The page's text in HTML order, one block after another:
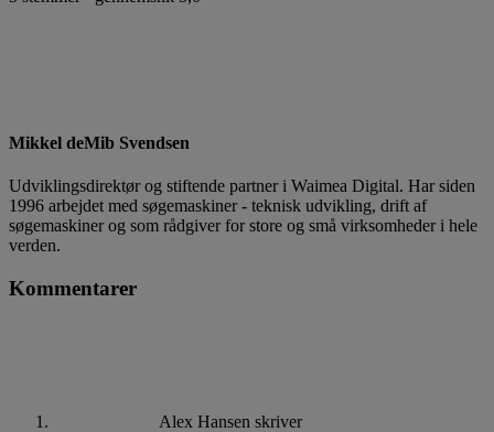
Mikkel deMib Svendsen
Udviklingsdirektør og stiftende partner i Waimea Digital. Har siden
1996 arbejdet med søgemaskiner - teknisk udvikling, drift af
søgemaskiner og som rådgiver for store og små virksomheder i hele
verden.
Kommentarer
Alex Hansen skriver